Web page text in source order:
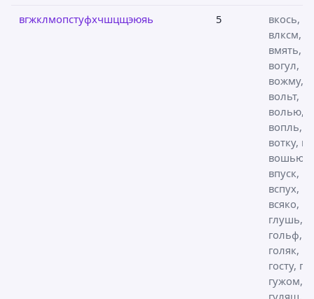
вгжклмопстуфхчшцщэюяь
5
вкось,
влксм,
вмять,
вогул,
вожму,
вольт,
волью,
вопль,
вотку,
вошью,
впуск,
вспух,
всяко,
глушь,
гольф,
голяк,
госту,
гужом,
гуляш,